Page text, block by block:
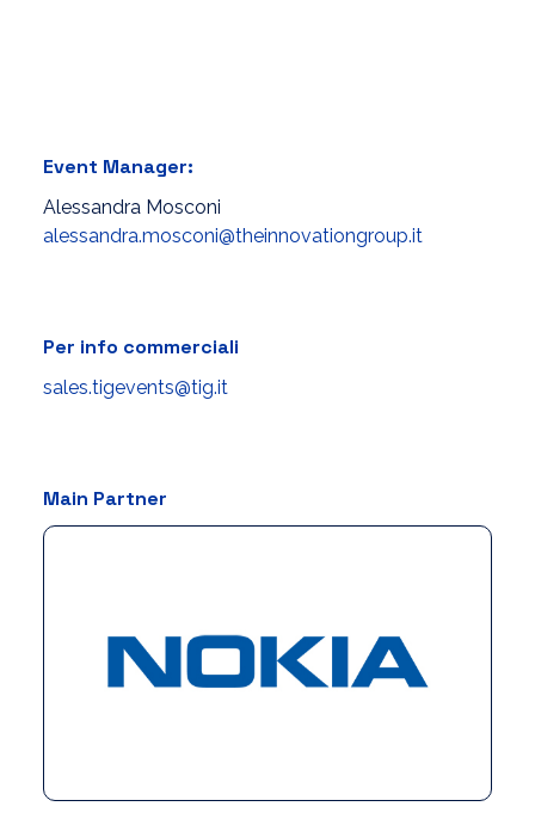
Event Manager:
Alessandra Mosconi
alessandra.mosconi@theinnovationgroup.it
Per info commerciali
sales.tigevents@tig.it
Main Partner